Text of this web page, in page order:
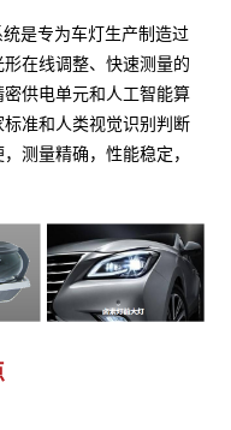
是专为车灯生产制造过
在线调整、快速测量的
供电单元和人工智能算
准和人类视觉识别判断
测量精确，性能稳定，